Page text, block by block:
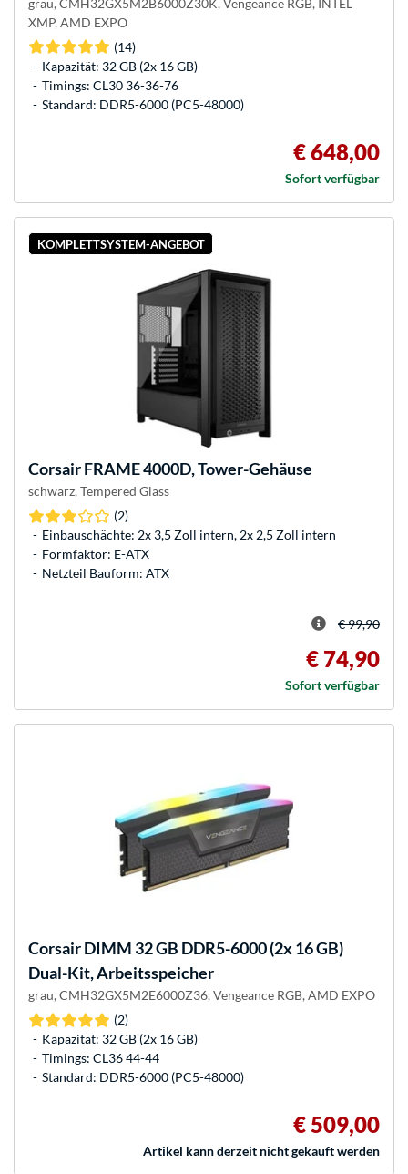
grau, CMH32GX5M2B6000Z30K, Vengeance RGB, INTEL
XMP, AMD EXPO
(14)
Kapazität: 32 GB (2x 16 GB)
Timings: CL30 36-36-76
Standard: DDR5-6000 (PC5-48000)
€ 648,00
Sofort verfügbar
KOMPLETTSYSTEM-ANGEBOT
CorsairFRAME 4000D, Tower-Gehäuse
schwarz, Tempered Glass
(2)
Einbauschächte: 2x 3,5 Zoll intern, 2x 2,5 Zoll intern
Formfaktor: E-ATX
Netzteil Bauform: ATX
€ 99,90
€ 74,90
Sofort verfügbar
CorsairDIMM 32 GB DDR5-6000 (2x 16 GB)
Dual-Kit, Arbeitsspeicher
grau, CMH32GX5M2E6000Z36, Vengeance RGB, AMD EXPO
(2)
Kapazität: 32 GB (2x 16 GB)
Timings: CL36 44-44
Standard: DDR5-6000 (PC5-48000)
€ 509,00
Artikel kann derzeit nicht gekauft werden